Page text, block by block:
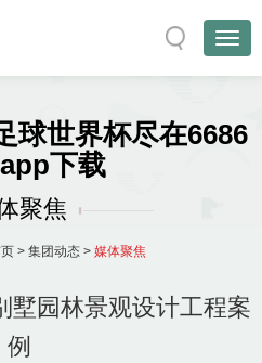
球世界杯尽在6686
下载
聚焦
> 集团动态> 媒体聚焦
墅园林景观设计工程案
例